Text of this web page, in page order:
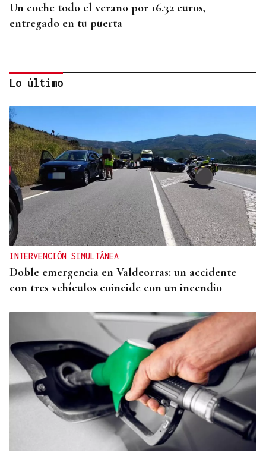
Un coche todo el verano por 16.32 euros,
entregado en tu puerta
CONATO EXTINGUIDO
Vídeo | Se desata un incendio forestal en una
cantera de Untes
Lo último
INTERVENCIÓN SIMULTÁNEA
Doble emergencia en Valdeorras: un accidente
con tres vehículos coincide con un incendio